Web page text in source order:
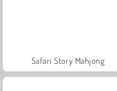
Safari Story Mahjong